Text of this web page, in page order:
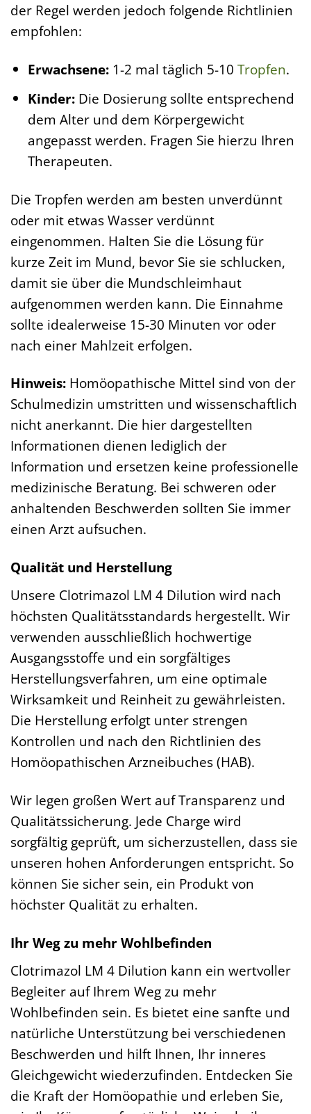
der Regel werden jedoch folgende Richtlinien
empfohlen:
Erwachsene:1-2 mal täglich 5-10 Tropfen.
Kinder:Die Dosierung sollte entsprechend
dem Alter und dem Körpergewicht
angepasst werden. Fragen Sie hierzu Ihren
Therapeuten.
Die Tropfen werden am besten unverdünnt
oder mit etwas Wasser verdünnt
eingenommen. Halten Sie die Lösung für
kurze Zeit im Mund, bevor Sie sie schlucken,
damit sie über die Mundschleimhaut
aufgenommen werden kann. Die Einnahme
sollte idealerweise 15-30 Minuten vor oder
nach einer Mahlzeit erfolgen.
Hinweis: Homöopathische Mittel sind von der
Schulmedizin umstritten und wissenschaftlich
nicht anerkannt. Die hier dargestellten
Informationen dienen lediglich der
Information und ersetzen keine professionelle
medizinische Beratung. Bei schweren oder
anhaltenden Beschwerden sollten Sie immer
einen Arzt aufsuchen.
Qualität und Herstellung
Unsere Clotrimazol LM 4 Dilution wird nach
höchsten Qualitätsstandards hergestellt. Wir
verwenden ausschließlich hochwertige
Ausgangsstoffe und ein sorgfältiges
Herstellungsverfahren, um eine optimale
Wirksamkeit und Reinheit zu gewährleisten.
Die Herstellung erfolgt unter strengen
Kontrollen und nach den Richtlinien des
Homöopathischen Arzneibuches (HAB).
Wir legen großen Wert auf Transparenz und
Qualitätssicherung. Jede Charge wird
sorgfältig geprüft, um sicherzustellen, dass sie
unseren hohen Anforderungen entspricht. So
können Sie sicher sein, ein Produkt von
höchster Qualität zu erhalten.
Ihr Weg zu mehr Wohlbefinden
Clotrimazol LM 4 Dilution kann ein wertvoller
Begleiter auf Ihrem Weg zu mehr
Wohlbefinden sein. Es bietet eine sanfte und
natürliche Unterstützung bei verschiedenen
Beschwerden und hilft Ihnen, Ihr inneres
Gleichgewicht wiederzufinden. Entdecken Sie
die Kraft der Homöopathie und erleben Sie,